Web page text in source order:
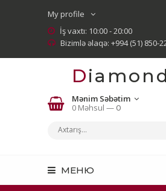
My profile
İş vaxtı: 10:00 - 20:00
Bizimlə əlaqə: +994 (51) 850-
Mənim Səbətim
0 Məhsul —0
МЕНЮ